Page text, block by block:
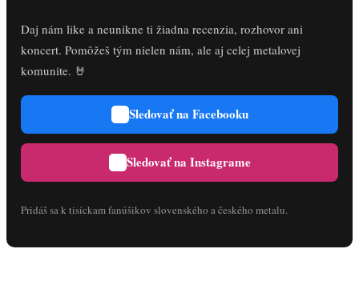
Daj nám like a neunikne ti žiadna recenzia, rozhovor ani
koncert. Pomôžeš tým nielen nám, ale aj celej metalovej
komunite. 🤘
Sledovať na Facebooku
Sledovať na Instagrame
Pridáš sa k tisíckam fanúšikov slovenského a českého metalu.